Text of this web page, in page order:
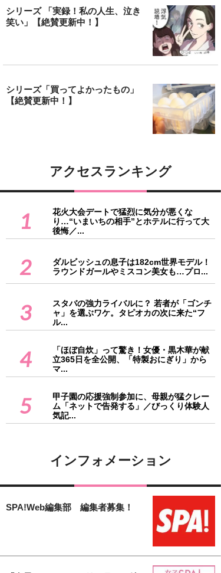
シリーズ 「実録！私の人生、泣き
笑い」【絶賛更新中！】
シリーズ「買ってよかったもの」
【絶賛更新中！】
アクセスランキング
1
花火大会デートで猛烈に気分が悪くな
り…“いまいちの相手”とホテルに行って大
後悔／...
2
ダルビッシュの息子は182cm世界モデル！
ラウンドガールやミスコン美女も…プロ...
3
スタバの強力ライバルに？ 若者が「ゴンチ
ャ」を選ぶワケ。タピオカの次に来た“フ
ル...
4
「ほぼ自炊」って驚き！女優・黒木華が献
立365日を全公開、「特製おにぎり」から
マ...
5
甲子園の応援強制参加に、母親が猛クレー
ム「ネットで告発する」／びっくり体験人
気記...
インフォメーション
SPA!Web編集部 編集者募集！